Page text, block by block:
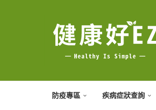
防疫專區 疾病症狀查詢